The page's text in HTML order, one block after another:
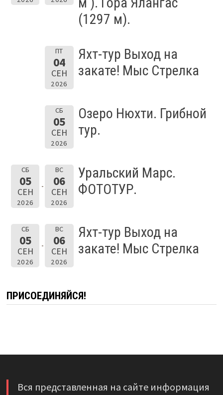
(1297 м).
ПТ
04
СЕН
2026
Яхт-тур Выход на
закате! Мыс Стрелка
СБ
05
СЕН
2026
Озеро Нюхти. Грибной
тур.
СБ
05
СЕН
2026
ВС
06
СЕН
2026
Уральский Марс.
ФОТОТУР.
СБ
05
СЕН
2026
ВС
06
СЕН
2026
Яхт-тур Выход на
закате! Мыс Стрелка
ПРИСОЕДИНЯЙСЯ!
Вся представленная на сайте информация